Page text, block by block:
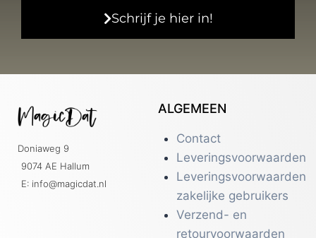
Schrijf je hier in!
Doniaweg 9
9074 AE Hallum
E: info@magicdat.nl
ALGEMEEN
Contact
Leveringsvoorwaarden
Leveringsvoorwaarden
zakelijke gebruikers
Verzend- en
retourvoorwaarden